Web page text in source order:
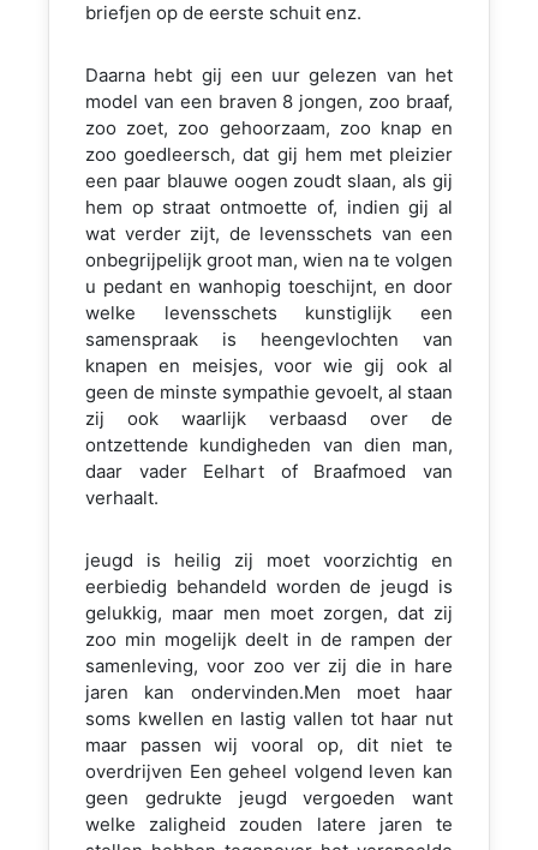
briefjen op de eerste schuit enz.
Daarna hebt gij een uur gelezen van het
model van een braven 8 jongen, zoo braaf,
zoo zoet, zoo gehoorzaam, zoo knap en
zoo goedleersch, dat gij hem met pleizier
een paar blauwe oogen zoudt slaan, als gij
hem op straat ontmoette of, indien gij al
wat verder zijt, de levensschets van een
onbegrijpelijk groot man, wien na te volgen
u pedant en wanhopig toeschijnt, en door
welke levensschets kunstiglijk een
samenspraak is heengevlochten van
knapen en meisjes, voor wie gij ook al
geen de minste sympathie gevoelt, al staan
zij ook waarlijk verbaasd over de
ontzettende kundigheden van dien man,
daar vader Eelhart of Braafmoed van
verhaalt.
jeugd is heilig zij moet voorzichtig en
eerbiedig behandeld worden de jeugd is
gelukkig, maar men moet zorgen, dat zij
zoo min mogelijk deelt in de rampen der
samenleving, voor zoo ver zij die in hare
jaren kan ondervinden.Men moet haar
soms kwellen en lastig vallen tot haar nut
maar passen wij vooral op, dit niet te
overdrijven Een geheel volgend leven kan
geen gedrukte jeugd vergoeden want
welke zaligheid zouden latere jaren te